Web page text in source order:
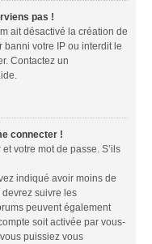
pas !
ait désactivé la création de
votre IP ou interdit le
Contactez un
connecter !
votre mot de passe. S’ils
indiqué avoir moins de
devrez suivre les
peuvent également
soit activée par vous-
puissiez vous